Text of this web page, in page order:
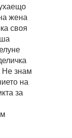
жена
своя
Не знам
на
за